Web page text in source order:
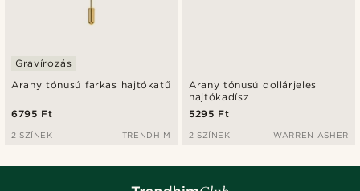
Arany tónusú farkas hajtókatű
Gravírozás
6795 Ft
2 SZÍNEK TRENDHIM
Arany tónusú dollárjeles
hajtókadísz
5295 Ft
2 SZÍNEK WARREN ASHER